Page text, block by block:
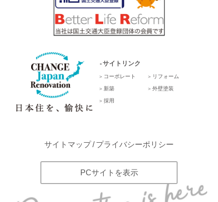
サイトリンク
コーポレート リフォーム
新築 外壁塗装
採用
サイトマップ プライバシーポリシー
PCサイトを表示